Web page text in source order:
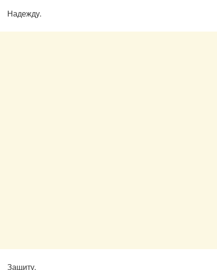
Надежду.
Защиту.